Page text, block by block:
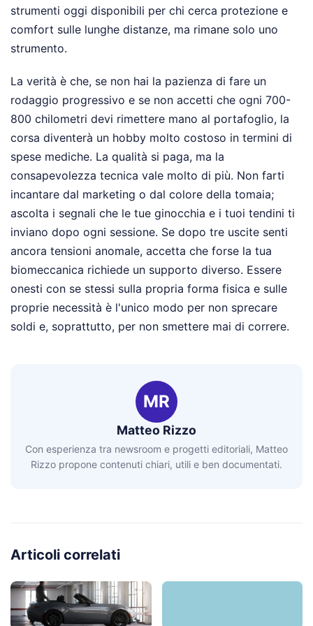
strumenti oggi disponibili per chi cerca protezione e
comfort sulle lunghe distanze, ma rimane solo uno
strumento.
La verità è che, se non hai la pazienza di fare un
rodaggio progressivo e se non accetti che ogni 700-
800 chilometri devi rimettere mano al portafoglio, la
corsa diventerà un hobby molto costoso in termini di
spese mediche. La qualità si paga, ma la
consapevolezza tecnica vale molto di più. Non farti
incantare dal marketing o dal colore della tomaia;
ascolta i segnali che le tue ginocchia e i tuoi tendini ti
inviano dopo ogni sessione. Se dopo tre uscite senti
ancora tensioni anomale, accetta che forse la tua
biomeccanica richiede un supporto diverso. Essere
onesti con se stessi sulla propria forma fisica e sulle
proprie necessità è l'unico modo per non sprecare
soldi e, soprattutto, per non smettere mai di correre.
MR
Matteo Rizzo
Con esperienza tra newsroom e progetti editoriali, Matteo
Rizzo propone contenuti chiari, utili e ben documentati.
Articoli correlati